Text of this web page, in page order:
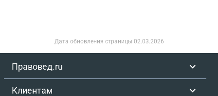
Дата обновления страницы 02.03.2026
Правовед.ru
Клиентам